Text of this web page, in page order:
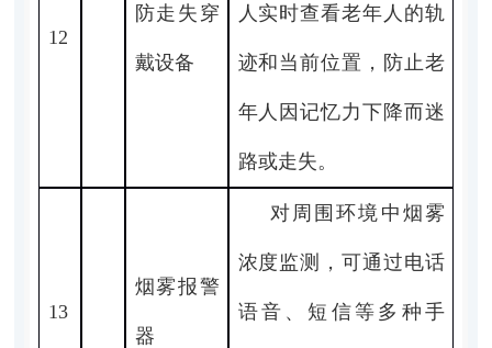
12
防走失穿
戴设备
人实时查看老年人的轨
迹和当前位置，防止老
年人因记忆力下降而迷
路或走失。
13
烟雾报警
器
对周围环境中烟雾
浓度监测，可通过电话
语音、短信等多种手